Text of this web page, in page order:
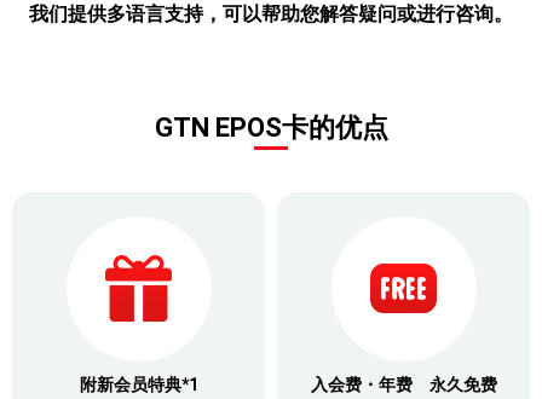
我们提供多语言支持，可以帮助您解答疑问或进行咨询。
GTN EPOS卡的优点
附新会员特典*1 入会费・年费 永久免费